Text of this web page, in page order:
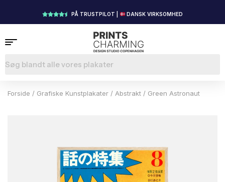
PÅ TRUSTPILOT | DANSK VIRKSOMHED
Forside / Grafiske Kunstplakater / Abstrakt / Green Astronaut